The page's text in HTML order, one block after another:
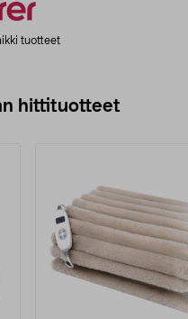
tuotteet
hittituotteet